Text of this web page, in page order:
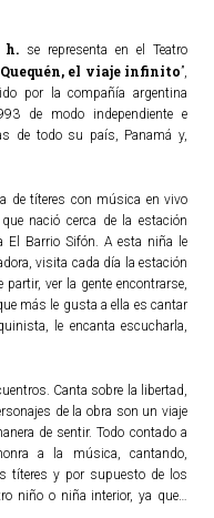
h. se representa en el Teatro
el viaje infinito”,
por la compañía argentina
de modo independiente e
de todo su país, Panamá y,
de títeres con música en vivo
nació cerca de la estación
El Barrio Sifón. A esta niña le
visita cada día la estación
ver la gente encontrarse,
más le gusta a ella es cantar
le encanta escucharla,
Canta sobre la libertad,
de la obra son un viaje
de sentir. Todo contado a
a la música, cantando,
títeres y por supuesto de los
niño o niña interior, ya que…